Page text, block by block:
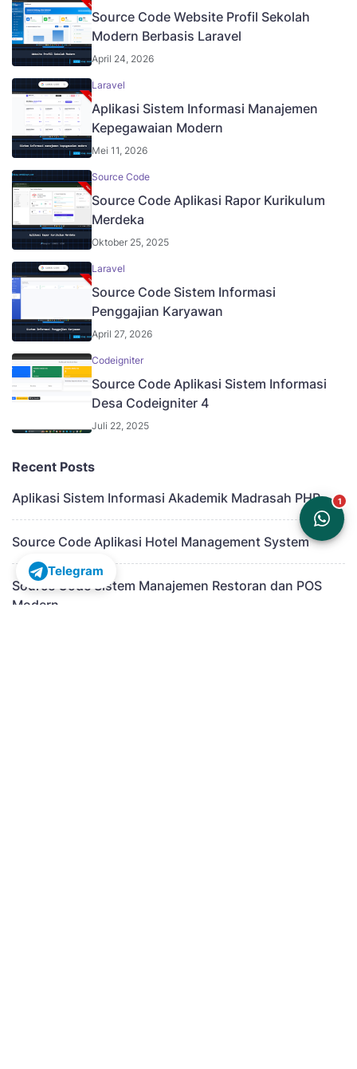
Source Code Website Profil Sekolah
Modern Berbasis Laravel
April 24, 2026
Laravel
Aplikasi Sistem Informasi Manajemen
Kepegawaian Modern
Mei 11, 2026
Source Code
Source Code Aplikasi Rapor Kurikulum
Merdeka
Oktober 25, 2025
Laravel
Source Code Sistem Informasi
Penggajian Karyawan
April 27, 2026
Codeigniter
Source Code Aplikasi Sistem Informasi
Desa Codeigniter 4
Juli 22, 2025
Recent Posts
Aplikasi Sistem Informasi Akademik Madrasah PHP
Source Code Aplikasi Hotel Management System
Source Code Sistem Manajemen Restoran dan POS
Modern
Telegram